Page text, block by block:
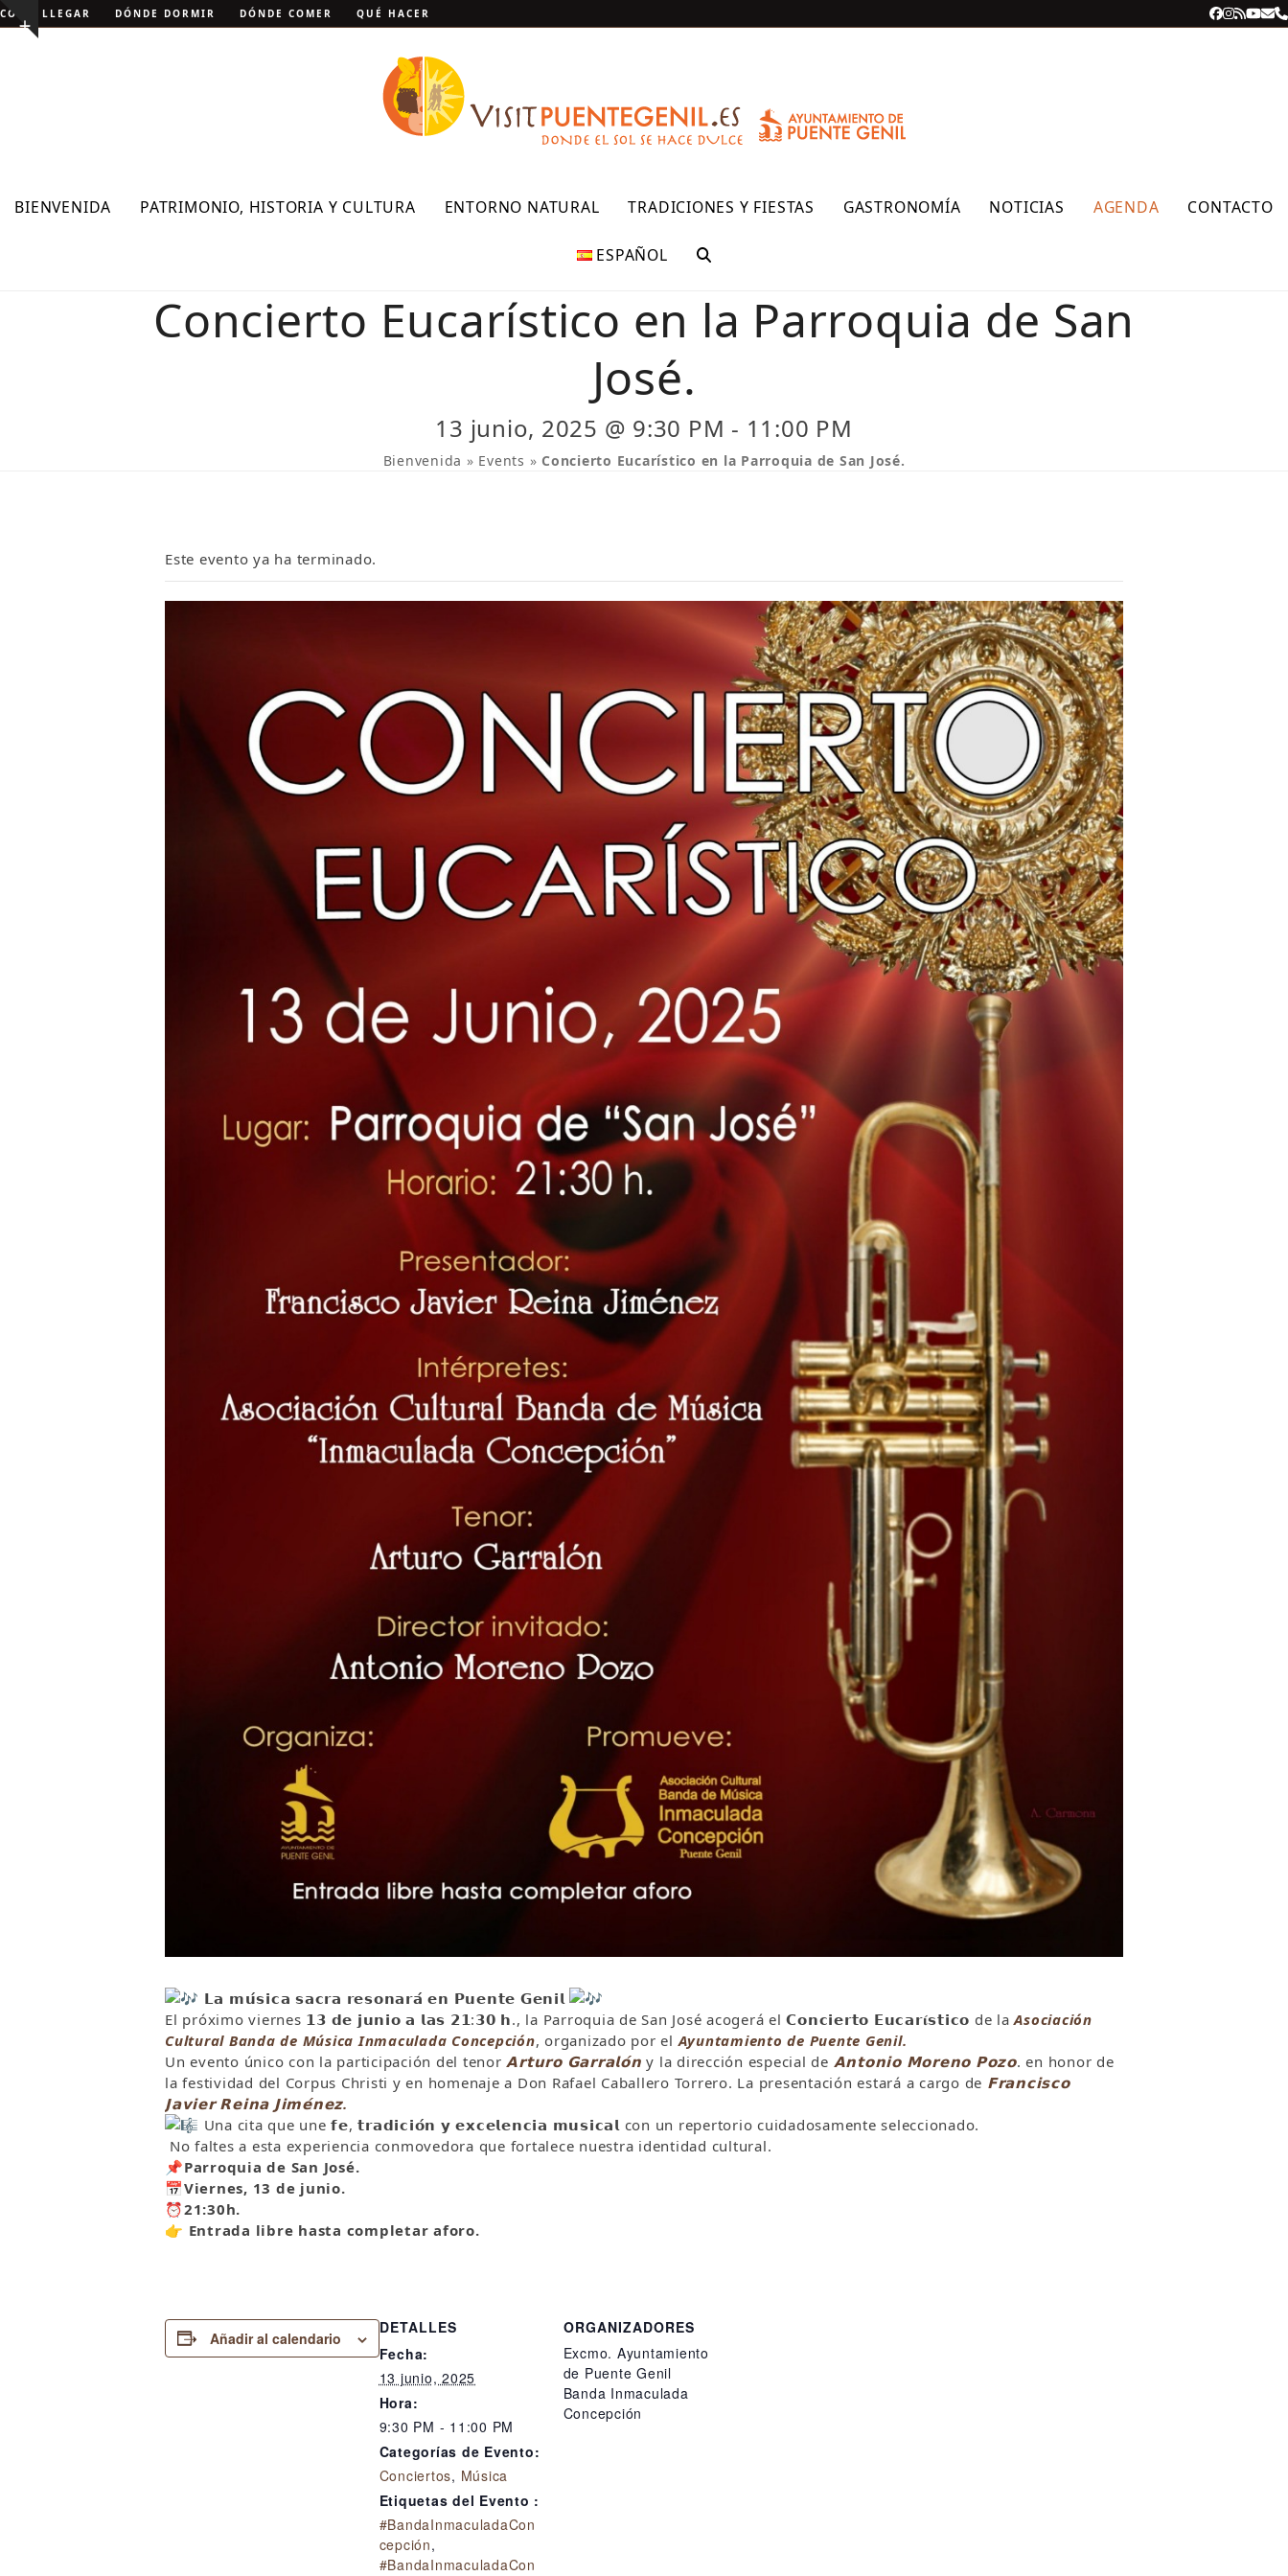
Skip
to Show
CÓMO LLEGAR DÓNDE DORMIR DÓNDE COMER QUÉ HACER Facebook
RSS
BIENVENIDA PATRIMONIO, HISTORIA Y CULTURA ENTORNO NATURAL TRADICIONES Y FIESTAS GASTRONOMÍA NOTICIAS AGENDA CONTACTO
ESPAÑOL
Concierto Eucarístico en la Parroquia de San
José.
13 junio, 2025 @ 9:30 PM - 11:00 PM
Bienvenida » Events » Concierto Eucarístico en la Parroquia de San José.
Este evento ya ha terminado.
𝗟𝗮 𝗺𝘂́𝘀𝗶𝗰𝗮 𝘀𝗮𝗰𝗿𝗮 𝗿𝗲𝘀𝗼𝗻𝗮𝗿𝗮́ 𝗲𝗻 𝗣𝘂𝗲𝗻𝘁𝗲 𝗚𝗲𝗻𝗶𝗹
El próximo viernes 𝟭𝟯 𝗱𝗲 𝗷𝘂𝗻𝗶𝗼 𝗮 𝗹𝗮𝘀 𝟮𝟭:𝟯𝟬 𝗵., la Parroquia de San José acogerá el 𝗖𝗼𝗻𝗰𝗶𝗲𝗿𝘁𝗼 𝗘𝘂𝗰𝗮𝗿𝛊́𝘀𝘁𝗶𝗰𝗼 de laAsociación
Cultural Banda de Música Inmaculada Concepción, organizado por el Ayuntamiento de Puente Genil.
Un evento único con la participación del tenor 𝗔𝗿𝘁𝘂𝗿𝗼 𝗚𝗮𝗿𝗿𝗮𝗹𝗼́𝗻 y la dirección especial de 𝗔𝗻𝘁𝗼𝗻𝗶𝗼 𝗠𝗼𝗿𝗲𝗻𝗼 𝗣𝗼𝘇𝗼. en honor de
la festividad del Corpus Christi y en homenaje a Don Rafael Caballero Torrero. La presentación estará a cargo de 𝗙𝗿𝗮𝗻𝗰𝗶𝘀𝗰𝗼
𝗝𝗮𝘃𝗶𝗲𝗿 𝗥𝗲𝗶𝗻𝗮 𝗝𝗶𝗺𝗲́𝗻𝗲𝘇.
Una cita que une 𝗳𝗲, 𝘁𝗿𝗮𝗱𝗶𝗰𝗶𝗼́𝗻 𝘆 𝗲𝘅𝗰𝗲𝗹𝗲𝗻𝗰𝗶𝗮 𝗺𝘂𝘀𝗶𝗰𝗮𝗹 con un repertorio cuidadosamente seleccionado.
No faltes a esta experiencia conmovedora que fortalece nuestra identidad cultural.
📌Parroquia de San José.
📅Viernes, 13 de junio.
⏰21:30h.
👉 Entrada libre hasta completar aforo.
Añadir al calendario
DETALLES
Fecha:
13 junio, 2025
Hora:
9:30 PM - 11:00 PM
Categorías de Evento:
Conciertos, Música
Etiquetas del Evento :
#BandaInmaculadaCon
cepción,
#BandaInmaculadaCon
ORGANIZADORES
Excmo. Ayuntamiento
de Puente Genil
Banda Inmaculada
Concepción